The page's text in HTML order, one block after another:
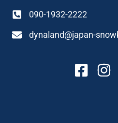
090-1932-2222
dynaland@japan-